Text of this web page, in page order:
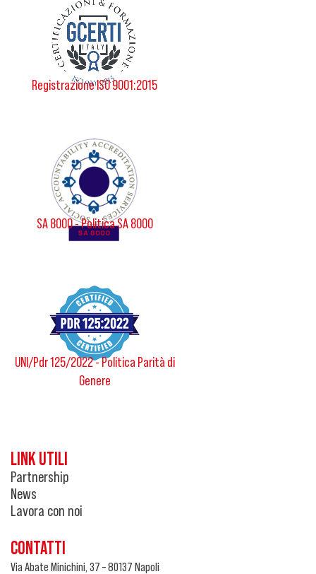
Registrazione ISO 9001:2015
SA 8000 - Politica SA 8000
UNI/Pdr 125/2022 - Politica Parità di
Genere
LINK UTILI
Partnership
News
Lavora con noi
CONTATTI
Via Abate Minichini, 37 – 80137 Napoli